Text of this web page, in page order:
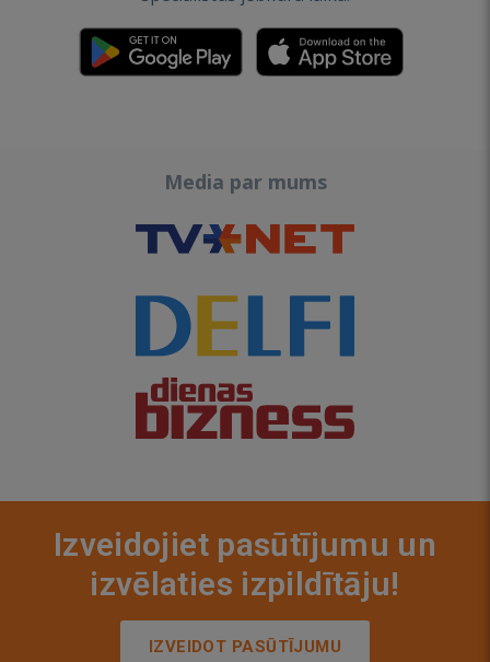
Media par mums
Izveidojiet pasūtījumu un
izvēlaties izpildītāju!
IZVEIDOT PASŪTĪJUMU